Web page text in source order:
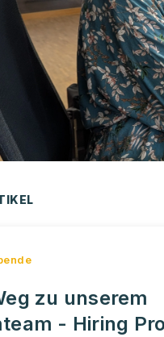
zu unserem
- Hiring